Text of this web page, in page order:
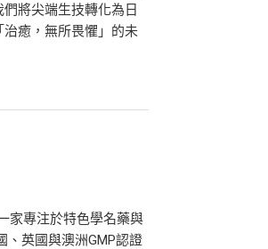
將尖端生技轉化為日
癒，無所畏懼」的未
家專注於特色學名藥與
、英國與澳洲GMP認證